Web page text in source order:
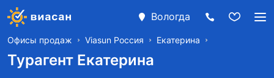
Вологда
Офисы продаж Viasun Россия Екатерина
Турагент Екатерина